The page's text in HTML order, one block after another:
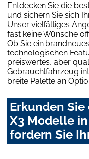
Entdecken Sie die
und sichern Sie sich
Unser vielfältiges
fast keine Wünsche
Ob Sie ein
technologischen
preiswertes, aber
Gebrauchtfahrzeug
breite Palette an
Erkunden
X3 Modelle
fordern Sie